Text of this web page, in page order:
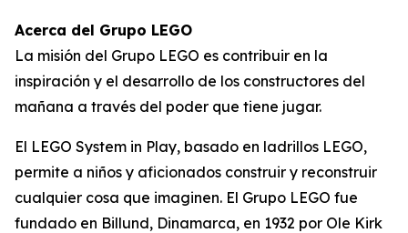
Acerca del Grupo LEGO
La misión del Grupo LEGO es contribuir en la
inspiración y el desarrollo de los constructores del
mañana a través del poder que tiene jugar.
El LEGO System in Play, basado en ladrillos LEGO,
permite a niños y aficionados construir y reconstruir
cualquier cosa que imaginen. El Grupo LEGO fue
fundado en Billund, Dinamarca, en 1932 por Ole Kirk